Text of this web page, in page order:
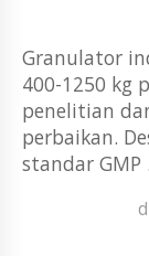
Granulator
400-1250 kg
penelitian
perbaikan.
standar GMP